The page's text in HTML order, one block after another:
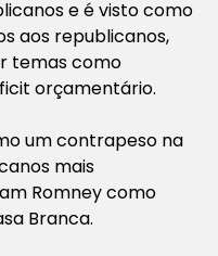
e é visto como
aos republicanos,
temas como
orçamentário.
um contrapeso na
mais
Romney como
Branca.